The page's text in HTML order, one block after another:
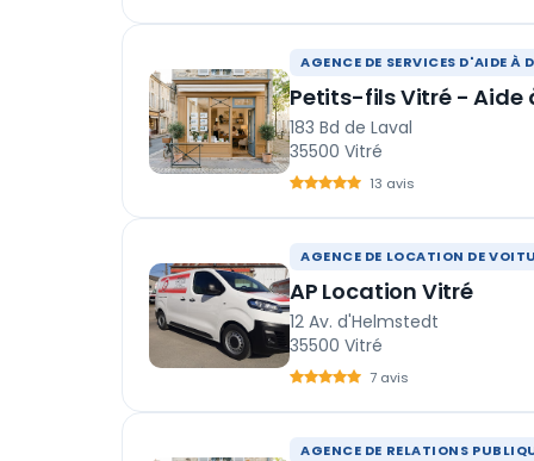
AGENCE DE SERVICES D'AIDE À
Petits-fils Vitré - Aide
183 Bd de Laval
35500 Vitré
13 avis
AGENCE DE LOCATION DE
AP Location Vitré
12 Av. d'Helmstedt
35500 Vitré
7 avis
AGENCE DE RELATIONS